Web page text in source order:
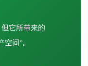
它所带来的
间”。